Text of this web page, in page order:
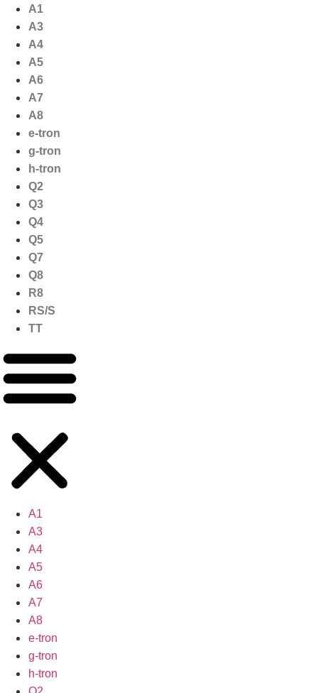
naar
inhoud
A1
A3
A4
A5
A6
A7
A8
e-tron
g-tron
h-tron
Q2
Q3
Q4
Q5
Q7
Q8
R8
RS/S
TT
A1
A3
A4
A5
A6
A7
A8
e-tron
g-tron
h-tron